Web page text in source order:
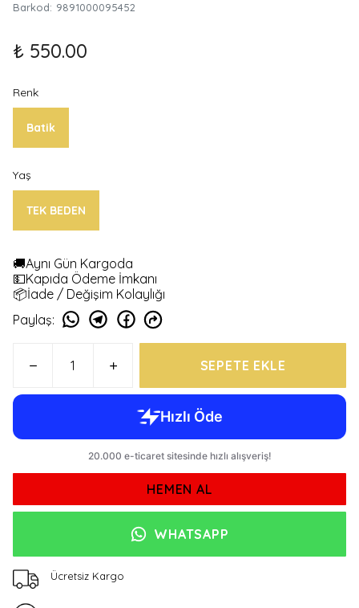
Barkod: 9891000095452
₺ 550.00
Renk
Batik
Yaş
TEK BEDEN
🚚Aynı Gün Kargoda
💵Kapıda Ödeme İmkanı
📦İade / Değişim Kolaylığı
Paylaş:
SEPETE EKLE
HEMEN AL
WHATSAPP
Ücretsiz Kargo